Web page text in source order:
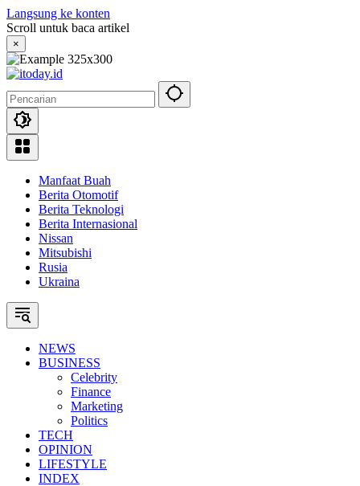
Langsung ke konten
Scroll untuk baca artikel
×
Manfaat Buah
Berita Otomotif
Berita Teknologi
Berita Internasional
Nissan
Mitsubishi
Rusia
Ukraina
NEWS
BUSINESS
Celebrity
Finance
Marketing
Politics
TECH
OPINION
LIFESTYLE
INDEX